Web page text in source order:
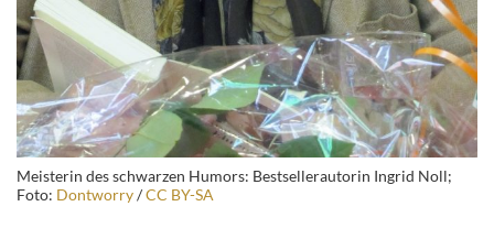
Meisterin des schwarzen Humors: Bestsellerautorin Ingrid Noll;
Foto: Dontworry/CC BY-SA